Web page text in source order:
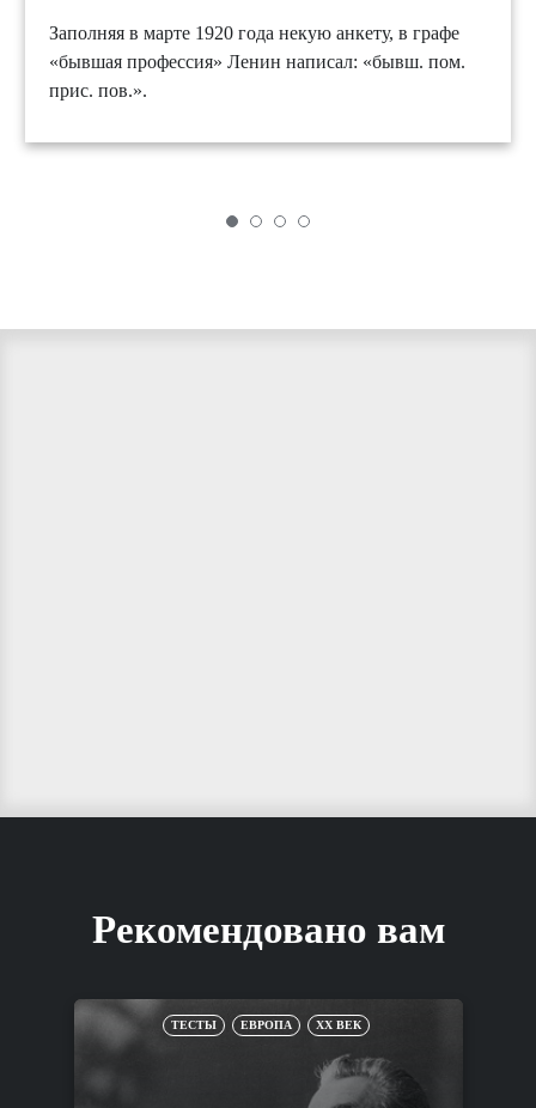
Заполняя в марте 1920 года некую анкету, в графе
«бывшая профессия» Ленин написал: «бывш. пом.
прис. пов.».
Рекомендовано вам
ТЕСТЫ ЕВРОПА XX ВЕК